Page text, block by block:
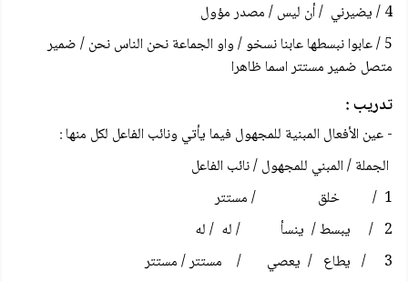
4 / يضيرني / أن ليس / مصدر مؤول
5 / عابوا نبسطها عابنا نسخو / واو الجماعة نحن الناس نحن / ضمير
متصل ضمير مستتر اسما ظاهرا
تدريب :
- عين الأفعال المبنية للمجهول فيما يأتي ونائب الفاعل لكل منها :
الجملة / المبني للمجهول / نائب الفاعل
1 / خلق / مستتر
2 / يبسط / ينسأ / له / له
3 / يطاع / يعصي / مستتر / مستتر